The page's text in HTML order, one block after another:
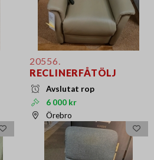
20556.
RECLINERFÅTÖLJ
Avslutat rop
6 000 kr
Örebro